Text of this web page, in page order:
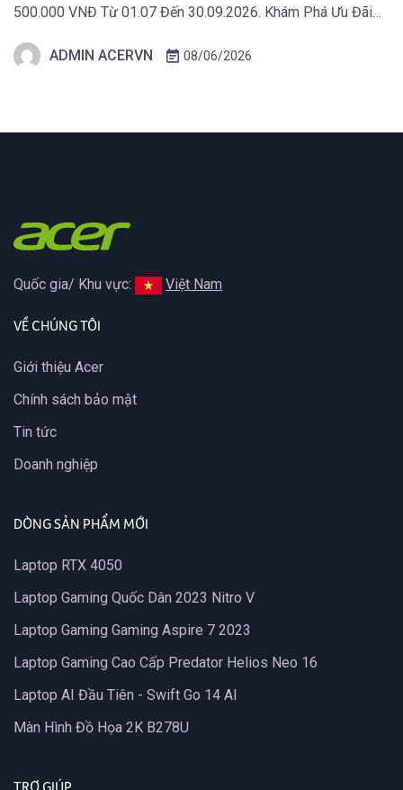
500.000 VNĐ Từ 01.07 Đến 30.09.2026. Khám Phá Ưu Đãi
hệ màn hình gaming mới thuộc hai dòng Predator và Acer
ADMIN ACERVN 08/06/2026
Quốc gia/ Khu vực: Việt Nam
VỀ CHÚNG TÔI
Giới thiệu Acer
Chính sách bảo mật
Tin tức
Doanh nghiệp
DÒNG SẢN PHẨM MỚI
Laptop RTX 4050
Laptop Gaming Quốc Dân 2023 Nitro V
Laptop Gaming Gaming Aspire 7 2023
Laptop Gaming Cao Cấp Predator Helios Neo 16
Laptop AI Đầu Tiên - Swift Go 14 AI
Màn Hình Đồ Họa 2K B278U